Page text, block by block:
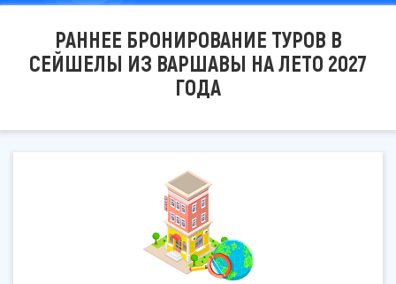
РАННЕЕ БРОНИРОВАНИЕ ТУРОВ В
СЕЙШЕЛЫ ИЗ ВАРШАВЫ НА ЛЕТО 2027
ГОДА